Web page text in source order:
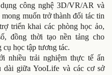
công nghệ 3D/VR/AR và
muốn trở thành đối tác tin
triển khai các phòng học ảo,
đồng thời tạo nền tảng cho
cụ học tập tương tác.
nhiều trải nghiệm thực tế ấn
giữa YooLife và các cơ sở